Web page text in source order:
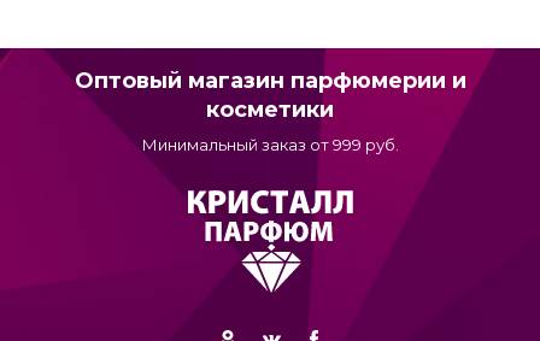
Оптовый магазин парфюмерии и
косметики
Минимальный заказ от 999 руб.